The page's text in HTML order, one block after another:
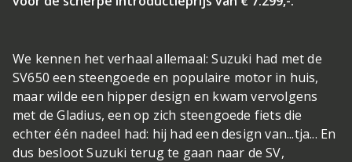
We kennen het verhaal allemaal: Suzuki had met de
SV650 een steengoede en populaire motor in huis,
maar wilde een hipper design en kwam vervolgens
met de Gladius, een op zich steengoede fiets die
echter één nadeel had: hij had een design van...tja... En
dus besloot Suzuki terug te gaan naar de SV,